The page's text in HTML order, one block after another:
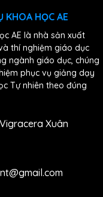
KHOA HỌC AE
AE là nhà sản xuất
thí nghiệm giáo dục
ngành giáo dục, chúng
phục vụ giảng dạy
Tự nhiên theo đúng
Xuân